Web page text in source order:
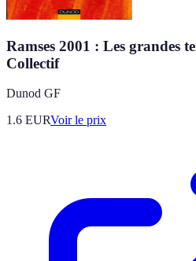
Ramses 2001 : Les grandes
Collectif
Dunod GF
1.6 EURVoir le prix